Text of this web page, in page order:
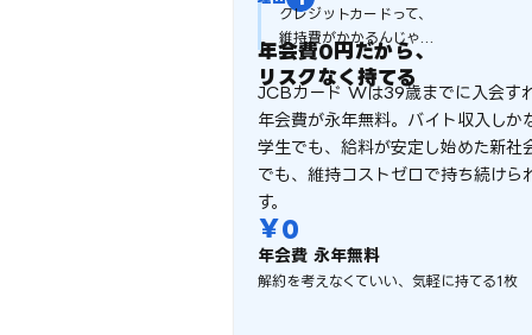
クレジットカードって、
維持費がかかるんじゃ...
年会費0円だから、
リスクなく持てる
JCBカード Wは39歳までに入会す
年会費が永年無料。バイト収入しか
学生でも、給料が安定し始めた新社
でも、維持コストゼロで持ち続けら
す。
￥0
年会費 永年無料
解約を考えなくていい、気軽に持てる1枚